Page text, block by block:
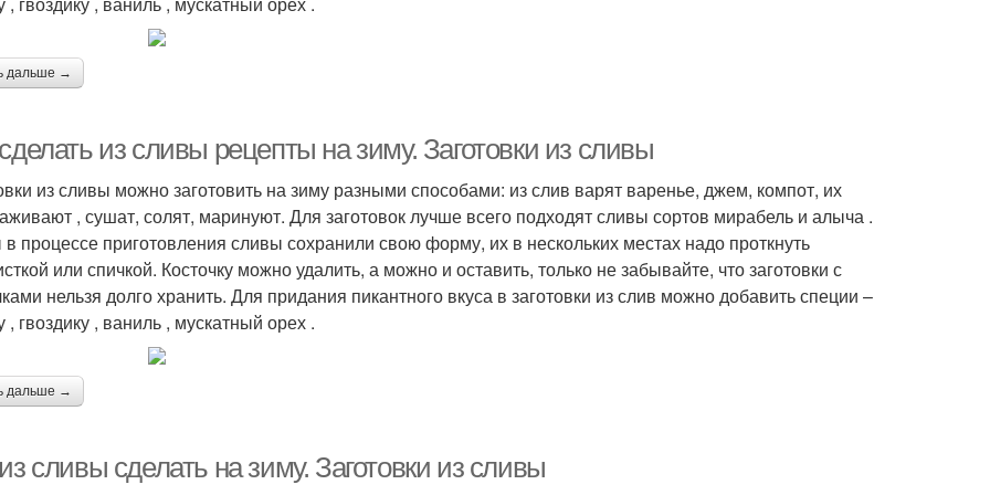
дальше →
из сливы рецепты на зиму. Заготовки из сливы
из сливы можно заготовить на зиму разными способами: из слив варят варенье, джем, компот, их
, сушат, солят, маринуют. Для заготовок лучше всего подходят сливы сортов мирабель и алыча .
процессе приготовления сливы сохранили свою форму, их в нескольких местах надо проткнуть
или спичкой. Косточку можно удалить, а можно и оставить, только не забывайте, что заготовки с
нельзя долго хранить. Для придания пикантного вкуса в заготовки из слив можно добавить специи –
, гвоздику , ваниль , мускатный орех .
дальше →
сливы сделать на зиму. Заготовки из сливы